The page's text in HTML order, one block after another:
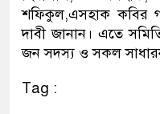
শফিকুল,এসহাক কবির
দাবী জানান। এতে
জন সদস্য ও সকল সাধারন
Tag :